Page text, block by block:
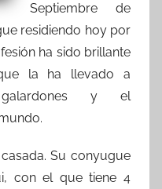
Septiembre de
residiendo hoy por
ha sido brillante
la ha llevado a
galardones y el
Su conyugue
con el que tiene 4